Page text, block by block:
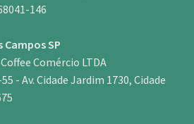
146
Campos SP
Comércio LTDA
- Av. Cidade Jardim 1730, Cidade